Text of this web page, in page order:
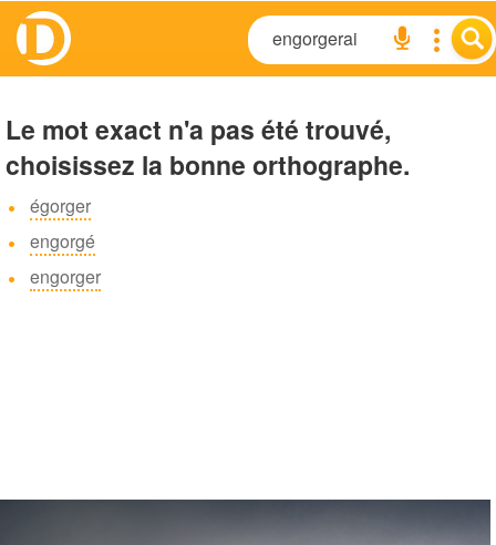
Le mot exact n'a pas été trouvé,
choisissez la bonne orthographe.
égorger
engorgé
engorger